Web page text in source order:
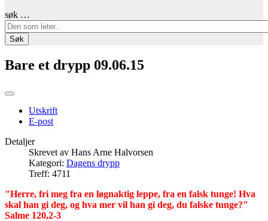
søk …
Søk
Bare et drypp 09.06.15
Utskrift
E-post
Detaljer
Skrevet av Hans Arne Halvorsen
Kategori: Dagens drypp
Treff: 4711
"Herre, fri meg fra en løgnaktig leppe, fra en falsk tunge! Hva
skal han gi deg, og hva mer vil han gi deg, du falske tunge?"
Salme 120,2-3